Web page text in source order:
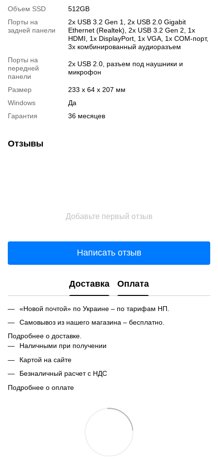
Объем SSD
512GB
Порты на
задней панели
2х USB 3.2 Gen 1, 2х USB 2.0 Gigabit
Ethernet (Realtek), 2х USB 3.2 Gen 2, 1х
HDMI, 1х DisplayPort, 1х VGA, 1х COM-порт,
3х комбинированный аудиоразъем
Порты на
передней
панели
2х USB 2.0, разъем под наушники и
микрофон
Размер
233 х 64 х 207 мм
Windows
Да
Гарантия
36 месяцев
Отзывы
Добавьте первый отзыв
Написать отзыв
Доставка Оплата
«Новой почтой» по Украине – по тарифам НП.
Самовывоз из нашего магазина – бесплатно.
Подробнее о доставке.
Наличными при получении
Картой на сайте
Безналичный расчет с НДС
Подробнее о оплате